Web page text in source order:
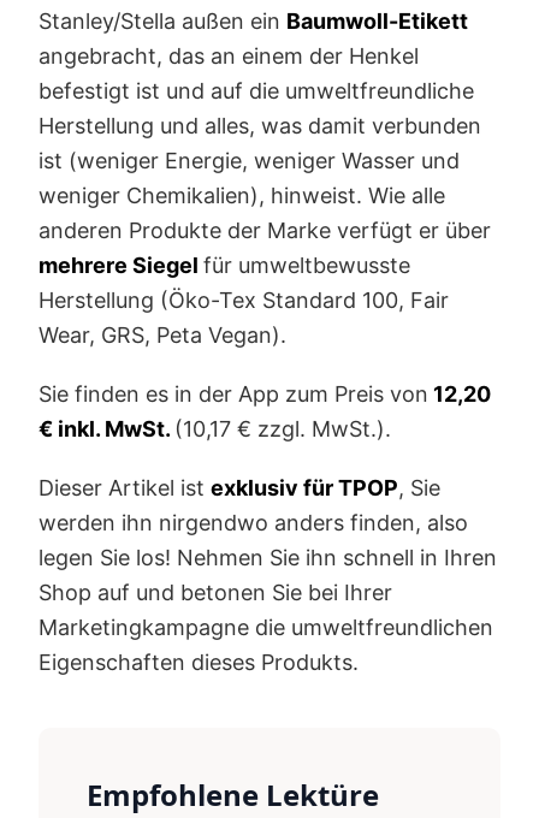
Stanley/Stella außen ein Baumwoll-Etikett
angebracht, das an einem der Henkel
befestigt ist und auf die umweltfreundliche
Herstellung und alles, was damit verbunden
ist (weniger Energie, weniger Wasser und
weniger Chemikalien), hinweist. Wie alle
anderen Produkte der Marke verfügt er über
mehrere Siegel für umweltbewusste
Herstellung (Öko-Tex Standard 100, Fair
Wear, GRS, Peta Vegan).
Sie finden es in der App zum Preis von 12,20
€ inkl. MwSt. (10,17 € zzgl. MwSt.).
Dieser Artikel ist exklusiv für TPOP, Sie
werden ihn nirgendwo anders finden, also
legen Sie los! Nehmen Sie ihn schnell in Ihren
Shop auf und betonen Sie bei Ihrer
Marketingkampagne die umweltfreundlichen
Eigenschaften dieses Produkts.
Empfohlene Lektüre